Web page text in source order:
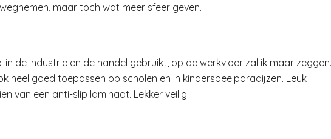
maar toch wat meer sfeer geven.
de industrie en de handel gebruikt, op de werkvloer zal ik maar zeggen.
heel goed toepassen op scholen en in kinderspeelparadijzen. Leuk
van een anti-slip laminaat. Lekker veilig